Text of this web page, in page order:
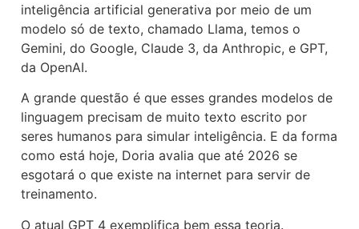
inteligência artificial generativa por meio de um
modelo só de texto, chamado Llama, temos o
Gemini, do Google, Claude 3, da Anthropic, e GPT,
da OpenAI.
A grande questão é que esses grandes modelos de
linguagem precisam de muito texto escrito por
seres humanos para simular inteligência. E da forma
como está hoje, Doria avalia que até 2026 se
esgotará o que existe na internet para servir de
treinamento.
O atual GPT 4 exemplifica bem essa teoria.